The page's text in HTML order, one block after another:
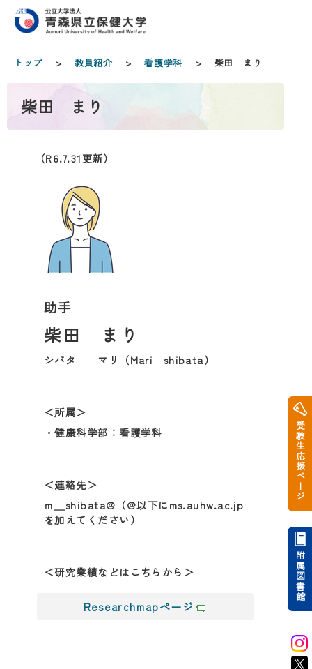
トップ > 教員紹介 >看護学科 > 柴田 まり
柴田 まり
（R6.7.31更新）
助手
柴田 まり
シバタ マリ（Mari shibata）
＜所属＞
・健康科学部：看護学科
＜連絡先＞
ｍ＿shibata@（@以下にms.auhw.ac.jp
を加えてください）
＜研究業績などはこちらから＞
Researchmapページ
受験生応援ページ
附属図書館